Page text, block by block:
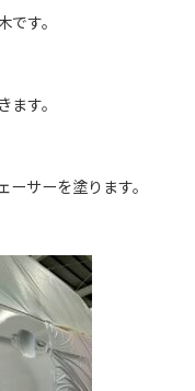
す。
す。
サーを塗ります。